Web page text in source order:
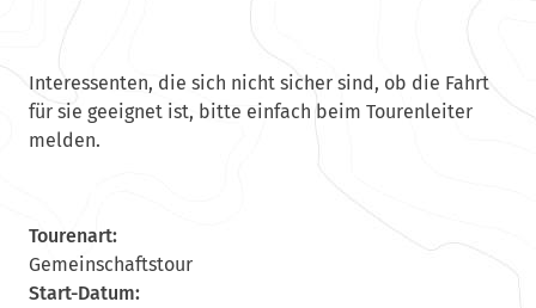
Interessenten, die sich nicht sicher sind, ob die Fahrt
für sie geeignet ist, bitte einfach beim Tourenleiter
melden.
Tourenart:
Gemeinschaftstour
Start-Datum: